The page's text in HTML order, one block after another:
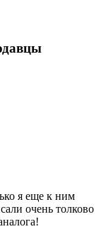
я еще к ним
очень толково